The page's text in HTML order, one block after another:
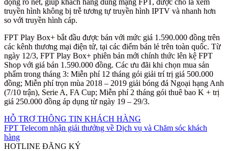
động rõ nét, giúp khách hàng dùng mạng FPT, được cho là xem
truyền hình không bị trễ tương tự truyền hình IPTV và nhanh hơn
so với truyền hình cáp.
FPT Play Box+ bắt đầu được bán với mức giá 1.590.000 đồng trên
các kênh thương mại điện tử, tại các điểm bán lẻ trên toàn quốc. Từ
ngày 12/3, FPT Play Box+ phiên bản mới chính thức lên kệ FPT
Shop với giá bán 1.590.000 đồng. Các ưu đãi khi chọn mua sản
phẩm trong tháng 3: Miễn phí 12 tháng gói giải trí trị giá 500.000
đồng; Miễn phí trọn mùa 2018 – 2019 giải bóng đá Ngoại hạng Anh
(7/10 trận), Serie A, FA Cup; Miễn phí 2 tháng gói thuê bao K + trị
giá 250.000 đồng áp dụng từ ngày 19 – 29/3.
HỖ TRỢ THÔNG TIN KHÁCH HÀNG
FPT Telecom nhận giải thưởng về Dịch vụ và Chăm sóc khách
hàng
HOTLINE ĐĂNG KÝ